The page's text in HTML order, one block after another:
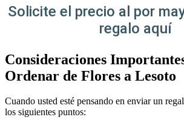
Solicite el precio al por
regalo aquí
Consideraciones
Ordenar de Flores a Lesoto
Cuando usted esté pensando en enviar un
los siguientes puntos: